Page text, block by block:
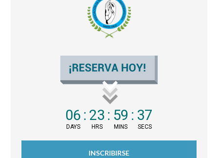
06
DAYS
: 23
HRS
: 59
MINS
: 36
SECS
INSCRIBIRSE